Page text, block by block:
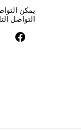
يمكن
التواصل